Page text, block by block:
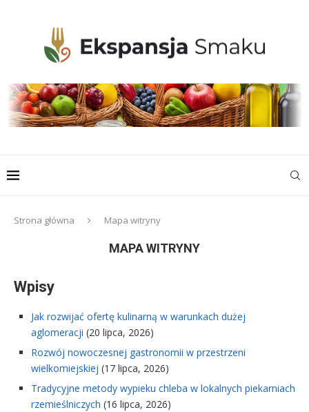
Strona główna Mapa witryny
MAPA WITRYNY
Wpisy
Jak rozwijać ofertę kulinarną w warunkach dużej
aglomeracji (20 lipca, 2026)
Rozwój nowoczesnej gastronomii w przestrzeni
wielkomiejskiej (17 lipca, 2026)
Tradycyjne metody wypieku chleba w lokalnych piekarniach
rzemieślniczych (16 lipca, 2026)